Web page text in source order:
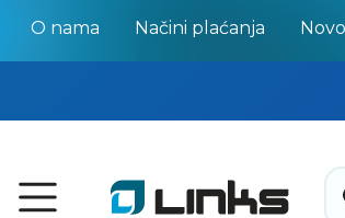
O nama Načini plaćanja